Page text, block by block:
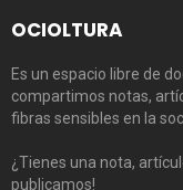
OCIOLTURA
Es un espacio libre de
compartimos notas,
fibras sensibles en la
¿Tienes una nota,
publicamos!